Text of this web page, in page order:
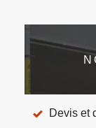
Devis et